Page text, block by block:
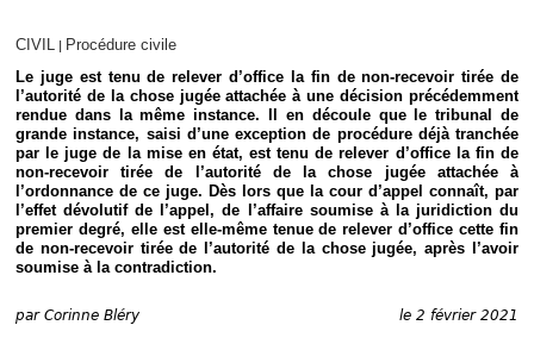
CIVIL
Procédure civile
Le juge est tenu de relever d’office la fin de non-recevoir tirée de
l’autorité de la chose jugée attachée à une décision précédemment
rendue dans la même instance. Il en découle que le tribunal de
grande instance, saisi d’une exception de procédure déjà tranchée
par le juge de la mise en état, est tenu de relever d’office la fin de
non-recevoir tirée de l’autorité de la chose jugée attachée à
l’ordonnance de ce juge. Dès lors que la cour d’appel connaît, par
l’effet dévolutif de l’appel, de l’affaire soumise à la juridiction du
premier degré, elle est elle-même tenue de relever d’office cette fin
de non-recevoir tirée de l’autorité de la chose jugée, après l’avoir
soumise à la contradiction.
par Corinne Bléry le 2 février 2021